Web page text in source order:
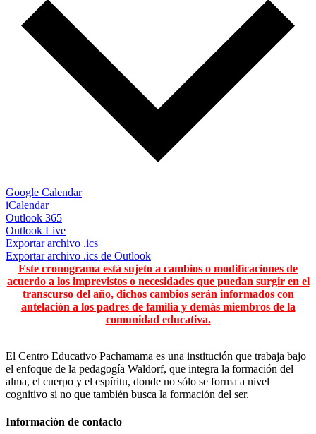
Google Calendar
iCalendar
Outlook 365
Outlook Live
Exportar archivo .ics
Exportar archivo .ics de Outlook
Este cronograma está sujeto a cambios o modificaciones de
acuerdo a los imprevistos o necesidades que puedan surgir en el
transcurso del año, dichos cambios serán informados con
antelación a los padres de familia y demás miembros de la
comunidad educativa.
El Centro Educativo Pachamama es una institución que trabaja bajo
el enfoque de la pedagogía Waldorf, que integra la formación del
alma, el cuerpo y el espíritu, donde no sólo se forma a nivel
cognitivo si no que también busca la formación del ser.
Información de contacto